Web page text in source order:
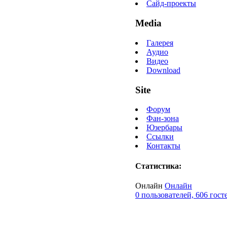
Сайд-проекты
Media
Галерея
Аудио
Видео
Download
Site
Форум
Фан-зона
Юзербары
Ссылки
Контакты
Статистика:
Онлайн Онлайн
0 пользователей, 606